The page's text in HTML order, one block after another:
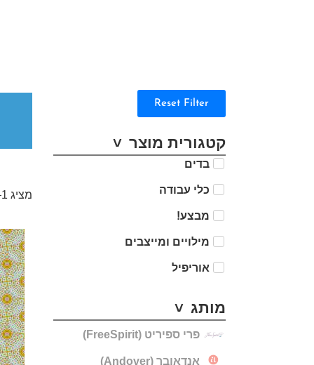
Reset Filter
קטגורית מוצר
בדים
כלי עבודה
מבצע!
מילויים ומייצבים
אוריפיל
מותג
פרי ספיריט (FreeSpirit)
אנדאובר (Andover)
מציג 1–12 מתוך 53 תוצאות